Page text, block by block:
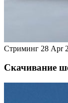
Стриминг 28 Apr
Скачивание